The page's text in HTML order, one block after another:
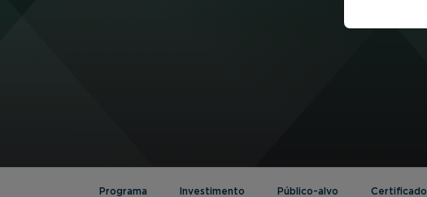
Programa Investimento Público-alvo Certificado